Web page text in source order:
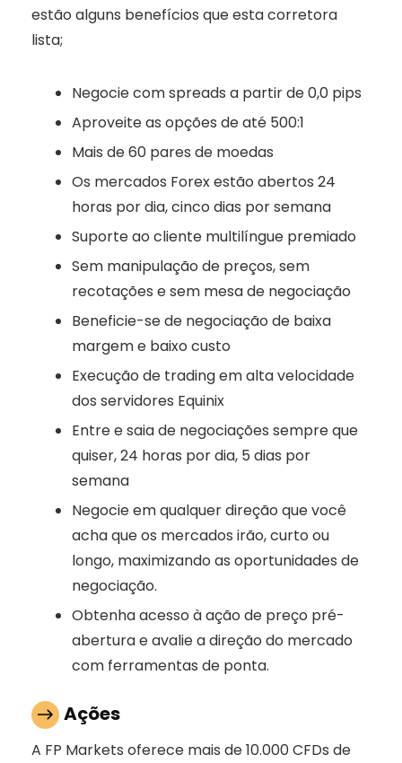
estão alguns benefícios que esta corretora
lista;
Negocie com spreads a partir de 0,0 pips
Aproveite as opções de até 500:1
Mais de 60 pares de moedas
Os mercados Forex estão abertos 24
horas por dia, cinco dias por semana
Suporte ao cliente multilíngue premiado
Sem manipulação de preços, sem
recotações e sem mesa de negociação
Beneficie-se de negociação de baixa
margem e baixo custo
Execução de trading em alta velocidade
dos servidores Equinix
Entre e saia de negociações sempre que
quiser, 24 horas por dia, 5 dias por
semana
Negocie em qualquer direção que você
acha que os mercados irão, curto ou
longo, maximizando as oportunidades de
negociação.
Obtenha acesso à ação de preço pré-
abertura e avalie a direção do mercado
com ferramentas de ponta.
Ações
A FP Markets oferece mais de 10.000 CFDs de